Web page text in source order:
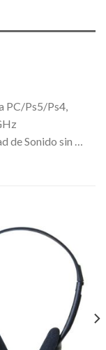
PC/Ps5/Ps4,
de Sonido sin …